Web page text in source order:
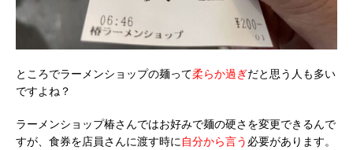
ところでラーメンショップの麺って柔らか過ぎだと思う人も多い
ですよね？
ラーメンショップ椿さんではお好みで麺の硬さを変更できるんで
すが、食券を店員さんに渡す時に自分から言う 必要があります。